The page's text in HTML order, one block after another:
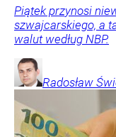
Piątek przynosi
szwajcarskiego, a
walut według NBP.
Radosław